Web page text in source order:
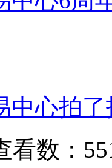
中心拍
看数：